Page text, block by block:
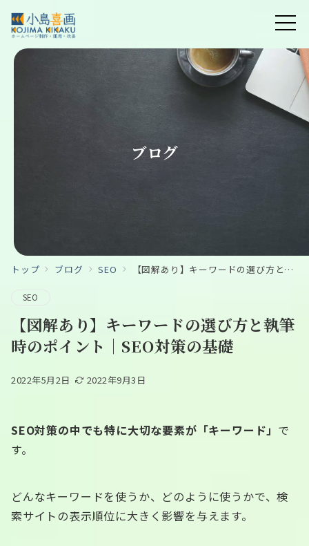
ブログ
トップ ブログ SEO 【図解あり】キーワードの選び方と執筆時のポイント｜SEO対策の基礎
SEO
【図解あり】キーワードの選び方と執筆
時のポイント｜SEO対策の基礎
2022年5月2日 2022年9月3日
SEO対策の中でも特に大切な要素が「キーワード」 で
す。
どんなキーワードを使うか、どのように使うかで、検
索サイトの表示順位に大きく影響を与えます。